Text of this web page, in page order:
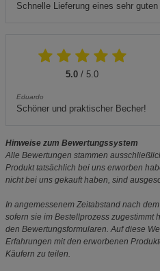
Schnelle Lieferung eines sehr
5.0 / 5.0
Eduardo
Schöner und praktischer Becher!
Hinweise zum Bewertungssystem
Alle Bewertungen stammen
Produkt tatsächlich bei uns erworben
nicht bei uns gekauft haben, sind
In angemessenem Zeitabstand nach
sofern sie im Bestellprozess zugestimmt
den Bewertungsformularen. Auf diese
Erfahrungen mit den erworbenen
Käufern zu teilen.